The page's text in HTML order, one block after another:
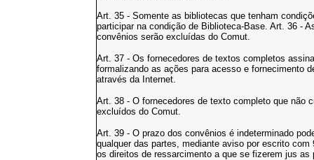
Art. 35 - Somente as bibliotecas que tenham
participar na condição de Biblioteca-Base. Art. 36 -
convênios serão excluídas do Comut.
Art. 37 - Os fornecedores de textos completos
formalizando as ações para acesso e fornecimento
através da Internet.
Art. 38 - O fornecedores de texto completo que não
excluídos do Comut.
Art. 39 - O prazo dos convênios é indeterminado
qualquer das partes, mediante aviso por escrito
os direitos de ressarcimento a que se fizerem jus as